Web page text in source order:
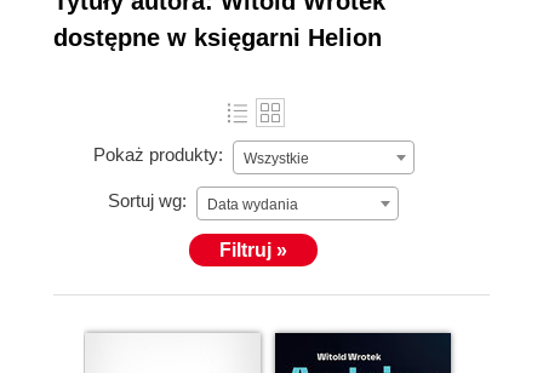
pozycjonowanie stron internetowych.
Zobacz stronę autora www.witoldwrotek.pl
dostępne w księgarni Helion
Pokaż produkty: Wszystkie
Sortuj wg: Data wydania
Filtruj »